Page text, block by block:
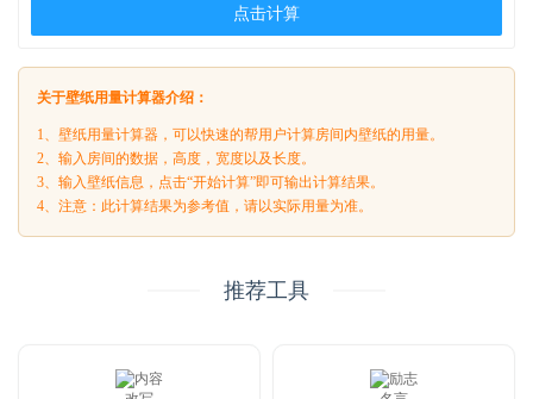
点击计算
关于壁纸用量计算器介绍：
1、壁纸用量计算器，可以快速的帮用户计算房间内壁纸的用量。
2、输入房间的数据，高度，宽度以及长度。
3、输入壁纸信息，点击“开始计算”即可输出计算结果。
4、注意：此计算结果为参考值，请以实际用量为准。
推荐工具